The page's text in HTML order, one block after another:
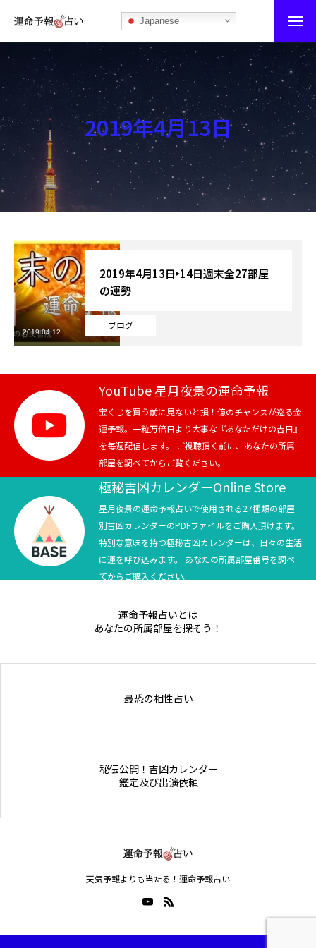
Japanese
運命予報占い
運命予報占いとは
あなたの所属部屋を探そう！
最恐の相性占い
秘伝公開！吉凶カレンダー
記事カテゴリー
ブログ
お知らせ
芸能界
テニス
スポーツ
競馬
テニス四大大会・五輪
テニス四大大会・五輪
2019年4月13日
ブログ
2019年4月13日‣14日週末全27部屋
の運勢
2019.04.12
YouTube 星月夜景の運命予報
宝くじを買う前に見ないと損！億のチャンスが巡る金
運予報。一粒万倍日より大事な『あなただけの吉日』
を毎週配信します。 ご視聴頂く前に、あなたの所属
部屋を調べてからご覧ください。
極秘吉凶カレンダーOnline Store
星月夜景の運命予報占いで使用される27種類の部屋
別吉凶カレンダーのPDFファイルをご購入頂けます。
特別な意味を持つ極秘吉凶カレンダーは、日々の生活
に運を呼び込みます。 あなたの所属部屋番号を調べ
てからご購入ください。
運命予報占いとは
あなたの所属部屋を探そう！
最恐の相性占い
秘伝公開！吉凶カレンダー
鑑定及び出演依頼
天気予報よりも当たる！運命予報占い